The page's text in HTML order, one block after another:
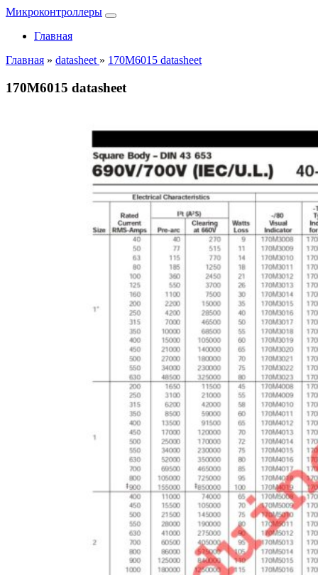
Микроконтроллеры
Главная
Главная » datasheet » 170M6015 datasheet
170M6015 datasheet